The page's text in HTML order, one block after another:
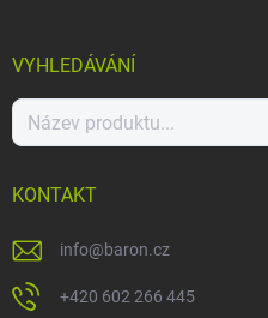
VYHLEDÁVÁNÍ
KONTAKT
info@baron.cz
+420 602 266 445